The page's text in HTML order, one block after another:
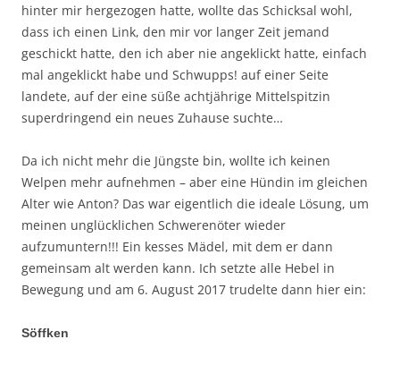
hinter mir hergezogen hatte, wollte das Schicksal wohl,
dass ich einen Link, den mir vor langer Zeit jemand
geschickt hatte, den ich aber nie angeklickt hatte, einfach
mal angeklickt habe und Schwupps! auf einer Seite
landete, auf der eine süße achtjährige Mittelspitzin
superdringend ein neues Zuhause suchte…
Da ich nicht mehr die Jüngste bin, wollte ich keinen
Welpen mehr aufnehmen – aber eine Hündin im gleichen
Alter wie Anton? Das war eigentlich die ideale Lösung, um
meinen unglücklichen Schwerenöter wieder
aufzumuntern!!! Ein kesses Mädel, mit dem er dann
gemeinsam alt werden kann. Ich setzte alle Hebel in
Bewegung und am 6. August 2017 trudelte dann hier ein:
Söffken